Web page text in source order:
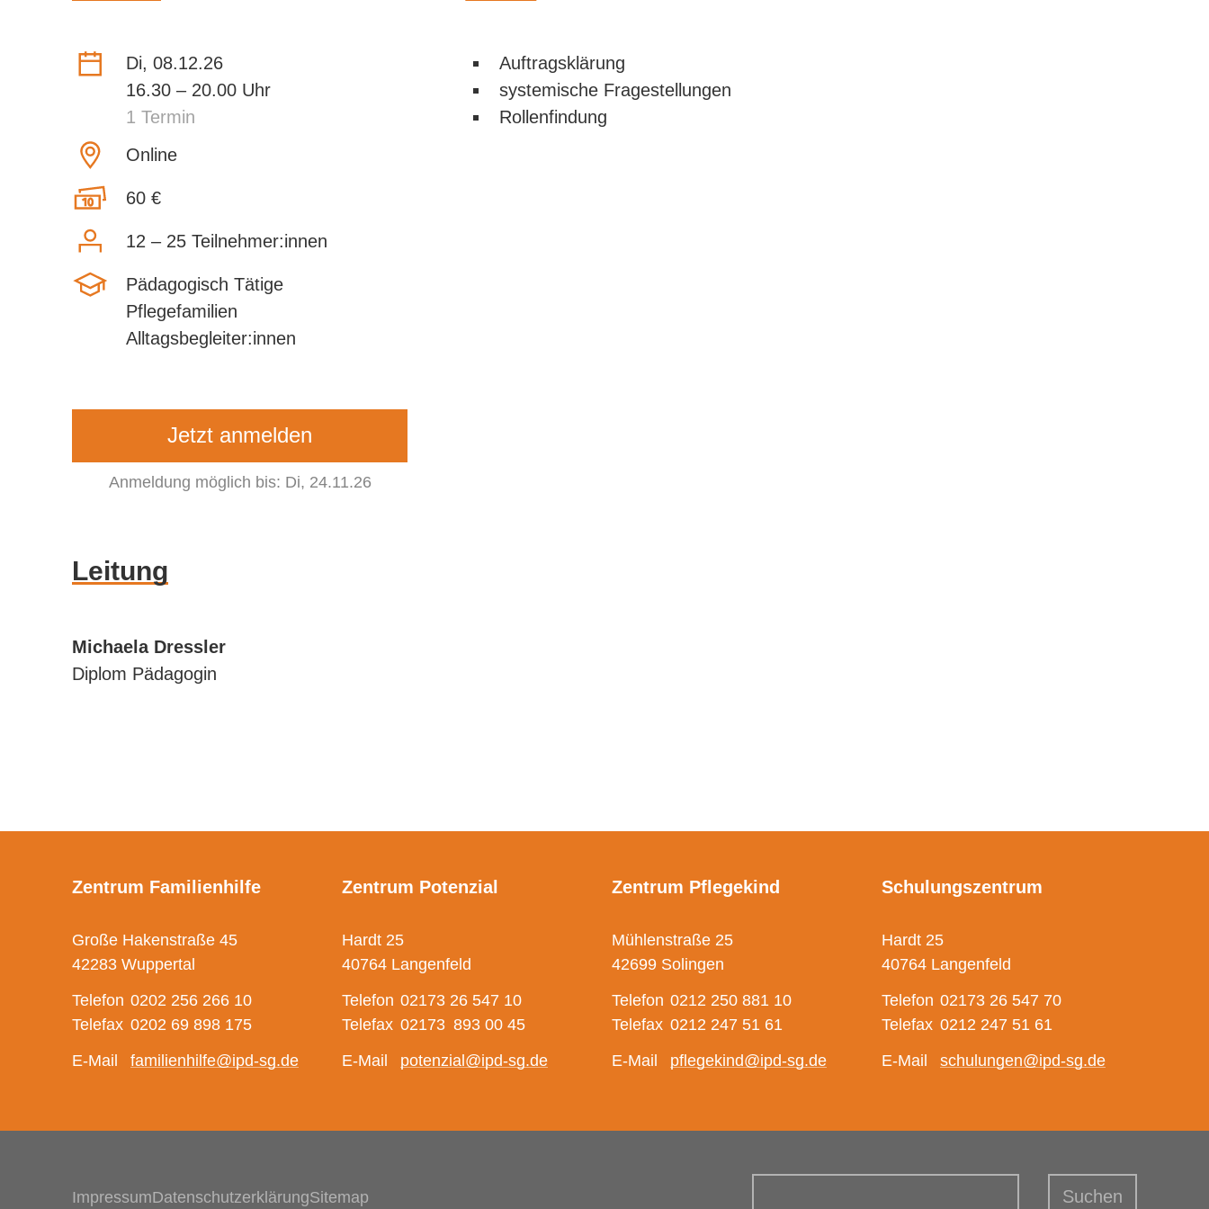
Di, 08.12.26
16.30 – 20.00 Uhr
1 Termin
Online
60 €
12 – 25 Teilnehmer:innen
Pädagogisch Tätige
Pflegefamilien
Alltagsbegleiter:innen
Jetzt anmelden
Anmeldung möglich bis: Di, 24.11.26
Leitung
Michaela Dressler
Diplom Pädagogin
Auftragsklärung
systemische Fragestellungen
Rollenfindung
Zentrum Familienhilfe
Große Hakenstraße 45
42283 Wuppertal
Telefon 0202 256 266 10
Telefax 0202 69 898 175
E-Mail
familienhilfe@ipd-sg.de
Zentrum Potenzial
Hardt 25
40764 Langenfeld
Telefon 02173 26 547 10
Telefax 02173 893 00 45
E-Mail
potenzial@ipd-sg.de
Zentrum Pflegekind
Mühlenstraße 25
42699 Solingen
Telefon 0212 250 881 10
Telefax 0212 247 51 61
E-Mail
pflegekind@ipd-sg.de
Schulungszentrum
Hardt 25
40764 Langenfeld
Telefon 02173 26 547 70
Telefax 0212 247 51 61
E-Mail
schulungen@ipd-sg.de
Navigation überspringen
ImpressumDatenschutzerklärungSitemap Suchen